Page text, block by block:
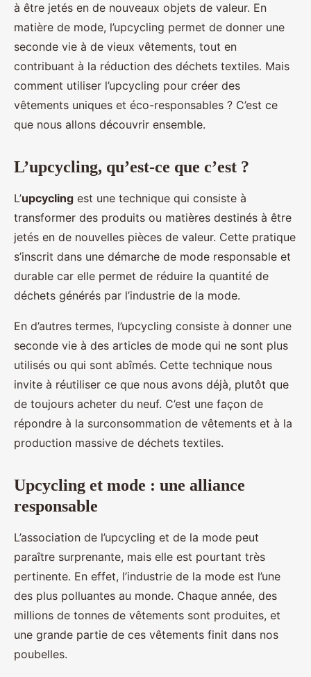
à être jetés en de nouveaux objets de valeur. En
matière de mode, l’upcycling permet de donner une
seconde vie à de vieux vêtements, tout en
contribuant à la réduction des déchets textiles. Mais
comment utiliser l’upcycling pour créer des
vêtements uniques et éco-responsables ? C’est ce
que nous allons découvrir ensemble.
L’upcycling, qu’est-ce que c’est ?
L’upcycling est une technique qui consiste à
transformer des produits ou matières destinés à être
jetés en de nouvelles pièces de valeur. Cette pratique
s’inscrit dans une démarche de mode responsable et
durable car elle permet de réduire la quantité de
déchets générés par l’industrie de la mode.
En d’autres termes, l’upcycling consiste à donner une
seconde vie à des articles de mode qui ne sont plus
utilisés ou qui sont abîmés. Cette technique nous
invite à réutiliser ce que nous avons déjà, plutôt que
de toujours acheter du neuf. C’est une façon de
répondre à la surconsommation de vêtements et à la
production massive de déchets textiles.
Upcycling et mode : une alliance
responsable
L’association de l’upcycling et de la mode peut
paraître surprenante, mais elle est pourtant très
pertinente. En effet, l’industrie de la mode est l’une
des plus polluantes au monde. Chaque année, des
millions de tonnes de vêtements sont produites, et
une grande partie de ces vêtements finit dans nos
poubelles.